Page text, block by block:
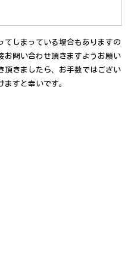
しまっている場合もありますの
お問い合わせ頂きますようお願い
頂きましたら、お手数ではござい
すと幸いです。